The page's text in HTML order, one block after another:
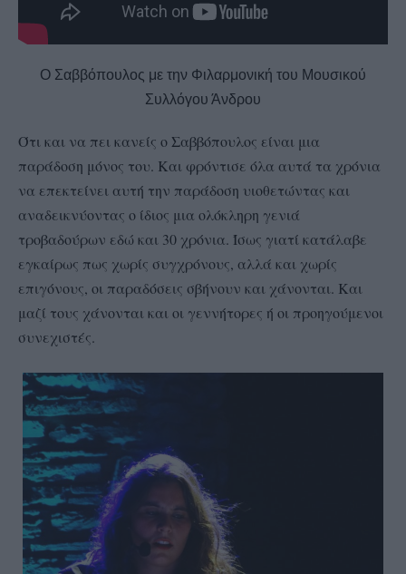
Ο Σαββόπουλος με την Φιλαρμονική του Μουσικού
Συλλόγου Άνδρου
Ότι και να πει κανείς ο Σαββόπουλος είναι μια
παράδοση μόνος του. Και φρόντισε όλα αυτά τα χρόνια
να επεκτείνει αυτή την παράδοση υιοθετώντας και
αναδεικνύοντας ο ίδιος μια ολόκληρη γενιά
τροβαδούρων εδώ και 30 χρόνια. Ίσως γιατί κατάλαβε
εγκαίρως πως χωρίς συγχρόνους, αλλά και χωρίς
επιγόνους, οι παραδόσεις σβήνουν και χάνονται. Και
μαζί τους χάνονται και οι γεννήτορες ή οι προηγούμενοι
συνεχιστές.